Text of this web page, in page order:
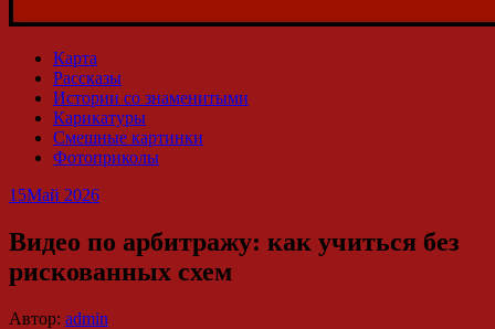
Карта
Рассказы
Истории со знаменитыми
Карикатуры
Смешные картинки
Фотоприколы
15Май 2026
Видео по арбитражу: как учиться без
рискованных схем
Автор: admin